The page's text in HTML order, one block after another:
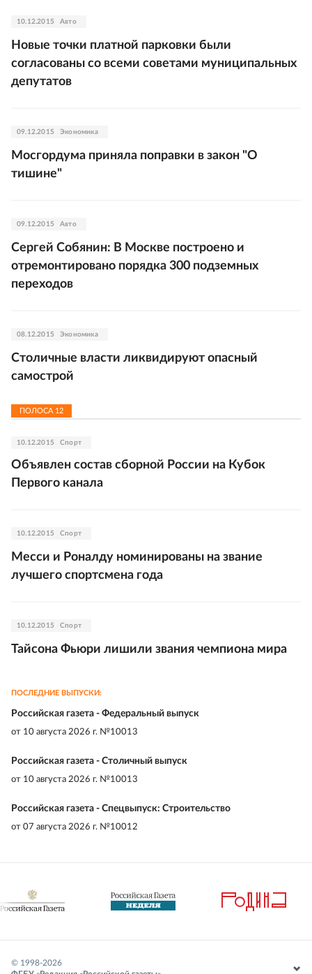
10.12.2015 Авто
Новые точки платной парковки были
согласованы со всеми советами муниципальных
депутатов
09.12.2015 Экономика
Мосгордума приняла поправки в закон "О
тишине"
09.12.2015 Авто
Сергей Собянин: В Москве построено и
отремонтировано порядка 300 подземных
переходов
08.12.2015 Экономика
Столичные власти ликвидируют опасный
самострой
ПОЛОСА 12
10.12.2015 Спорт
Объявлен состав сборной России на Кубок
Первого канала
10.12.2015 Спорт
Месси и Роналду номинированы на звание
лучшего спортсмена года
10.12.2015 Спорт
Тайсона Фьюри лишили звания чемпиона мира
ПОСЛЕДНИЕ ВЫПУСКИ:
Российская газета - Федеральный выпуск
от 10 августа 2026 г. №10013
Российская газета - Столичный выпуск
от 10 августа 2026 г. №10013
Российская газета - Спецвыпуск: Строительство
от 07 августа 2026 г. №10012
© 1998-2026